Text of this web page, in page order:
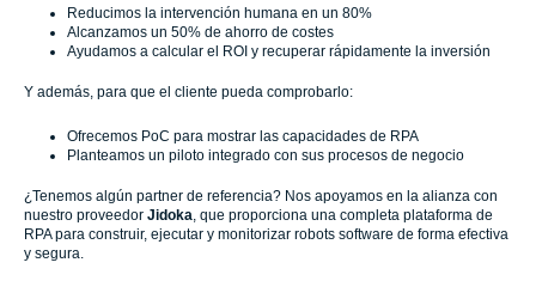
Reducimos la intervención humana en un 80%
Alcanzamos un 50% de ahorro de costes
Ayudamos a calcular el ROI y recuperar rápidamente la inversión
Y además, para que el cliente pueda comprobarlo:
Ofrecemos PoC para mostrar las capacidades de RPA
Planteamos un piloto integrado con sus procesos de negocio
¿Tenemos algún partner de referencia? Nos apoyamos en la alianza con
nuestro proveedor Jidoka , que proporciona una completa plataforma de
RPA para construir, ejecutar y monitorizar robots software de forma efectiva
y segura.